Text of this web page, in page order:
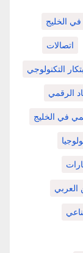
في الخليج
اتصالات
التكنولوجي
الرقمي
في الخليج
العربي